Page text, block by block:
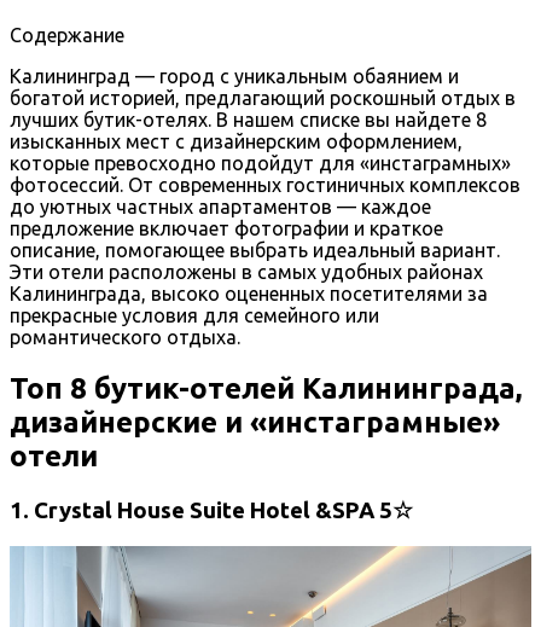
Содержание
Калининград — город с уникальным обаянием и
богатой историей, предлагающий роскошный отдых в
лучших бутик-отелях. В нашем списке вы найдете 8
изысканных мест с дизайнерским оформлением,
которые превосходно подойдут для «инстаграмных»
фотосессий. От современных гостиничных комплексов
до уютных частных апартаментов — каждое
предложение включает фотографии и краткое
описание, помогающее выбрать идеальный вариант.
Эти отели расположены в самых удобных районах
Калининграда, высоко оцененных посетителями за
прекрасные условия для семейного или
романтического отдыха.
Топ 8 бутик-отелей Калининграда,
дизайнерские и «инстаграмные»
отели
1. Crystal House Suite Hotel &SPA 5☆